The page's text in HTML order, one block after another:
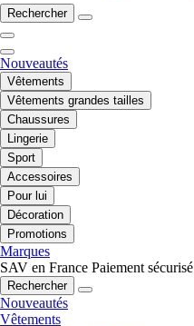
Rechercher
Nouveautés
Vêtements
Vêtements grandes tailles
Chaussures
Lingerie
Sport
Accessoires
Pour lui
Décoration
Promotions
Marques
SAV en France Paiement sécurisé
Rechercher
Nouveautés
Vêtements